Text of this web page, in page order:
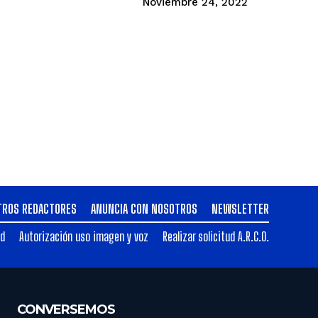
REDACTORES ANUNCIA CON NOSOTROS
NEWSLETTER
Autorización uso imagen y voz Realizar solicitud A.R.C.O.
CONVERSEMOS